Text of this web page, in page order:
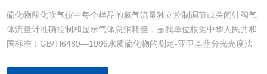
硫化物酸化吹气仪中每个样品的氮气流量独立控制调节或关闭针阀气
体流量计准确控制和显示气体总消耗量，是我单位根据中华人民共和
国标准：GB/Tl6489—1996水质硫化物的测定-亚甲基蓝分光光度法